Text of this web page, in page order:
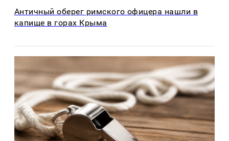
Античный оберег римского офицера нашли в
капище в горах Крыма